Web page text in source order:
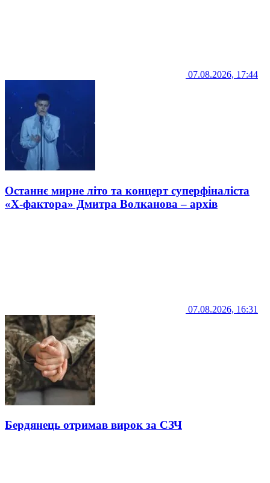
07.08.2026, 17:44
Останнє мирне літо та концерт суперфіналіста
«Х-фактора» Дмитра Волканова – архів
07.08.2026, 16:31
Бердянець отримав вирок за СЗЧ